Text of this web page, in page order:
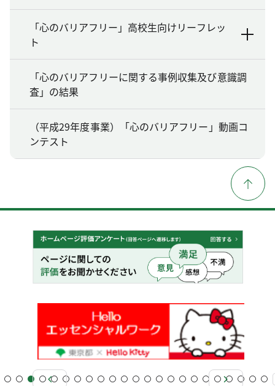
「心のバリアフリー」高校生向けリーフレッ
ト
「心のバリアフリーに関する事例収集及び意識調
査」の結果
（平成29年度事業）「心のバリアフリー」動画コ
ンテスト